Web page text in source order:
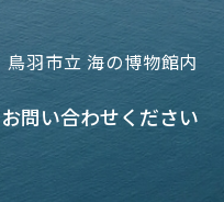
鳥羽市立 海の博物館内
お問い合わせください